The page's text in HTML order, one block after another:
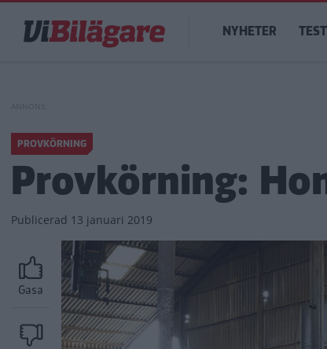
huvudinnehåll
Main
navigation
NYHETER
PROVKÖRNING
Provkörning:
Publicerad 13 januari 2019
Gasa